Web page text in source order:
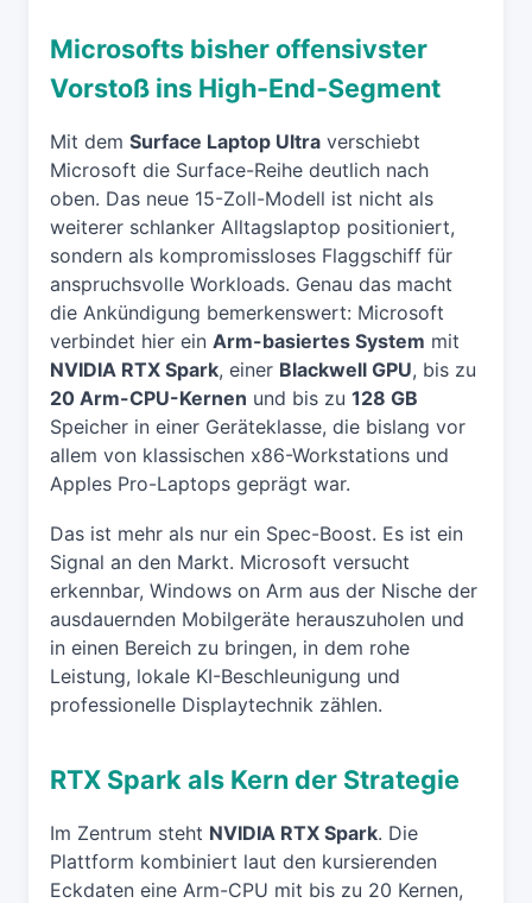
Microsofts bisher offensivster
Vorstoß ins High-End-Segment
Mit dem Surface Laptop Ultra verschiebt
Microsoft die Surface-Reihe deutlich nach
oben. Das neue 15-Zoll-Modell ist nicht als
weiterer schlanker Alltagslaptop positioniert,
sondern als kompromissloses Flaggschiff für
anspruchsvolle Workloads. Genau das macht
die Ankündigung bemerkenswert: Microsoft
verbindet hier ein Arm-basiertes System mit
NVIDIA RTX Spark, einer Blackwell GPU, bis zu
20 Arm-CPU-Kernen und bis zu 128 GB
Speicher in einer Geräteklasse, die bislang vor
allem von klassischen x86-Workstations und
Apples Pro-Laptops geprägt war.
Das ist mehr als nur ein Spec-Boost. Es ist ein
Signal an den Markt. Microsoft versucht
erkennbar, Windows on Arm aus der Nische der
ausdauernden Mobilgeräte herauszuholen und
in einen Bereich zu bringen, in dem rohe
Leistung, lokale KI-Beschleunigung und
professionelle Displaytechnik zählen.
RTX Spark als Kern der Strategie
Im Zentrum steht NVIDIA RTX Spark. Die
Plattform kombiniert laut den kursierenden
Eckdaten eine Arm-CPU mit bis zu 20 Kernen,